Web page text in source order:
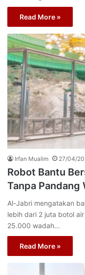
Read More »
Irfan Mualim 27/04/
Robot Bantu
Tanpa Pandang
Al-Jabri mengatakan
lebih dari 2 juta botol
25.000 wadah…
Read More »